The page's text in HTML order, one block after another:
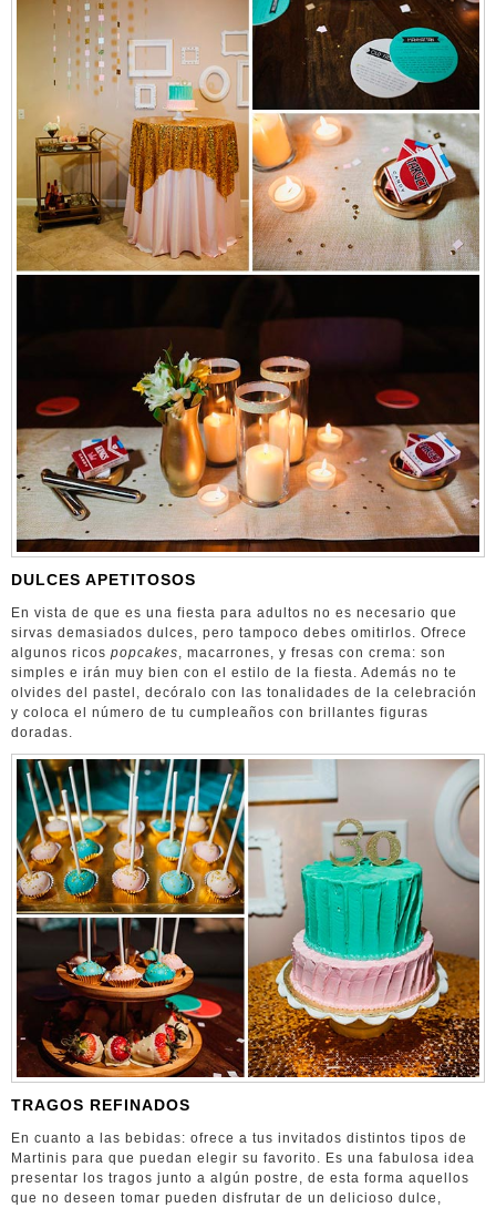
DULCES APETITOSOS
En vista de que es una fiesta para adultos no es necesario que
sirvas demasiados dulces, pero tampoco debes omitirlos. Ofrece
algunos ricos popcakes , macarrones, y fresas con crema: son
simples e irán muy bien con el estilo de la fiesta. Además no te
olvides del pastel, decóralo con las tonalidades de la celebración
y coloca el número de tu cumpleaños con brillantes figuras
doradas.
TRAGOS REFINADOS
En cuanto a las bebidas: ofrece a tus invitados distintos tipos de
Martinis para que puedan elegir su favorito. Es una fabulosa idea
presentar los tragos junto a algún postre, de esta forma aquellos
que no deseen tomar pueden disfrutar de un delicioso dulce,